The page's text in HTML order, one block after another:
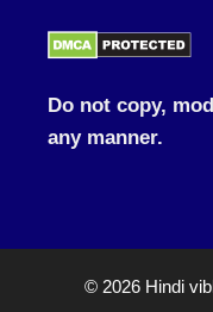
Do not copy,
any manner.
© 2026 Hindi